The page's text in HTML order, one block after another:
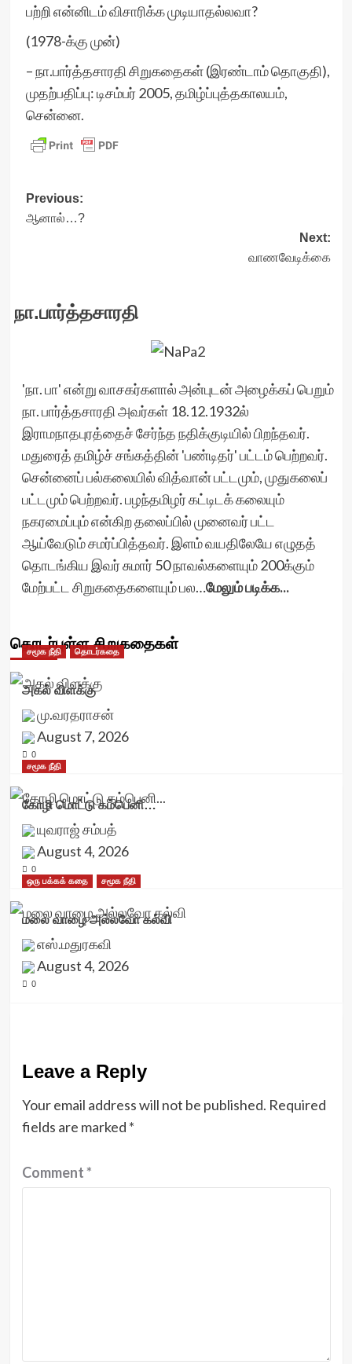
பற்றி என்னிடம் விசாரிக்க முடியாதல்லவா?
(1978-க்கு முன்)
– நா.பார்த்தசாரதி சிறுகதைகள் (இரண்டாம் தொகுதி),
முதற்பதிப்பு: டிசம்பர் 2005, தமிழ்ப்புத்தகாலயம்,
சென்னை.
Post
navigation
Previous:
ஆனால்…?
Next:
வாணவேடிக்கை
நா.பார்த்தசாரதி
'நா. பா' என்று வாசகர்களால் அன்புடன் அழைக்கப் பெறும்
நா. பார்த்தசாரதி அவர்கள் 18.12.1932ல்
இராமநாதபுரத்தைச் சேர்ந்த நதிக்குடியில் பிறந்தவர்.
மதுரைத் தமிழ்ச் சங்கத்தின் 'பண்டிதர்' பட்டம் பெற்றவர்.
சென்னைப் பல்கலையில் வித்வான் பட்டமும், முதுகலைப்
பட்டமும் பெற்றவர். பழந்தமிழர் கட்டிடக் கலையும்
நகரமைப்பும் என்கிற தலைப்பில் முனைவர் பட்ட
ஆய்வேடும் சமர்ப்பித்தவர். இளம் வயதிலேயே எழுதத்
தொடங்கிய இவர் சுமார் 50 நாவல்களையும் 200க்கும்
மேற்பட்ட சிறுகதைகளையும் பல…மேலும் படிக்க...
தொடர்புள்ள சிறுகதைகள்
சமூக நீதி தொடர்கதை
அகல் விளக்கு
மு.வரதராசன்
August 7, 2026
0
சமூக நீதி
கோழி மொட்டு கம்பெனி…
யுவராஜ் சம்பத்
August 4, 2026
0
ஒரு பக்கக் கதை
சமூக நீதி
மலை வாழை அல்லவோ கல்வி
எஸ்.மதுரகவி
August 4, 2026
0
Leave a Reply
Your email address will not be published. Required
fields are marked *
Comment*